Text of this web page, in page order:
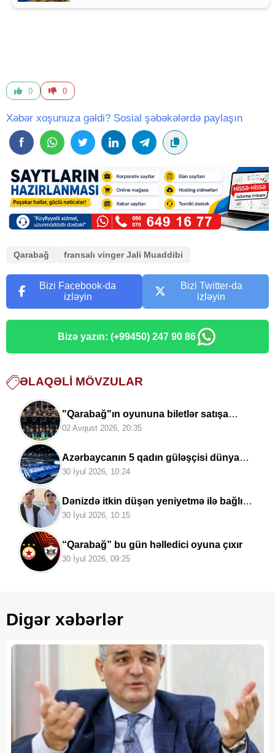
0 0
Xəbər xoşunuza gəldi? Sosial şəbəkələrdə paylaşın
Qarabağ fransalı vinger Jali Muaddibi
Bizi Facebook-da
izləyin
Bizi Twitter-da
izləyin
Bizə yazın: (+99450) 247 90 86
ƏLAQƏLI MÖVZULAR
"Qarabağ"ın oyununa biletlər satışa
çıxarıldı
02 Avqust 2026, 20:35
Azərbaycanın 5 qadın güləşçisi dünya
çempionatında
30 İyul 2026, 10:24
Dənizdə itkin düşən yeniyetmə ilə bağlı
yeni təfərrüatlar:
deyərək evdən çıxıb
30 İyul 2026, 10:15
“Qarabağ” bu gün həlledici oyuna çıxır
30 İyul 2026, 09:25
Digər xəbərlər